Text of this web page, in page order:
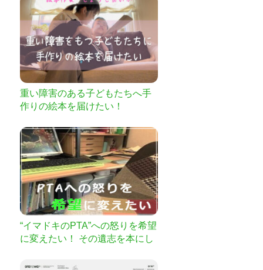
重い障害のある子どもたちへ手
作りの絵本を届けたい！
“イマドキのPTA”への怒りを希望
に変えたい！ その遺志を本にし
してください。